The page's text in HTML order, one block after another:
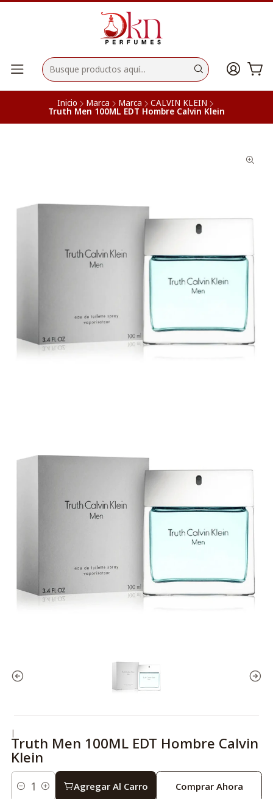
Inicio Marca Marca CALVIN KLEIN
Truth Men 100ML EDT Hombre Calvin Klein
|
Truth Men 100ML EDT Hombre Calvin
Klein
Cantidad
Agregar Al Carro Comprar Ahora